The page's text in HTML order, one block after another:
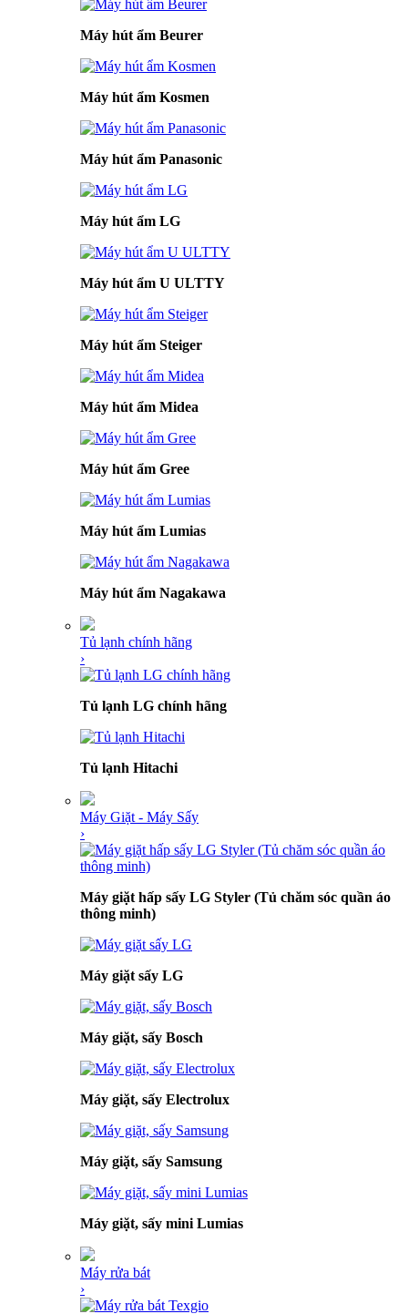
Máy hút ẩm Beurer
Máy hút ẩm Kosmen
Máy hút ẩm Panasonic
Máy hút ẩm LG
Máy hút ẩm U ULTTY
Máy hút ẩm Steiger
Máy hút ẩm Midea
Máy hút ẩm Gree
Máy hút ẩm Lumias
Máy hút ẩm Nagakawa
Tủ lạnh chính hãng
›
Tủ lạnh LG chính hãng
Tủ lạnh Hitachi
Máy Giặt - Máy Sấy
›
Máy giặt hấp sấy LG Styler (Tủ chăm sóc quần áo
thông minh)
Máy giặt sấy LG
Máy giặt, sấy Bosch
Máy giặt, sấy Electrolux
Máy giặt, sấy Samsung
Máy giặt, sấy mini Lumias
Máy rửa bát
›